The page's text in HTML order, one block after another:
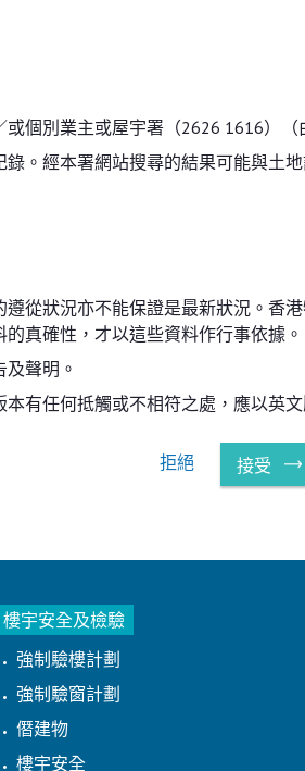
個別業主或屋宇署（2626 1616）（
。經本署網站搜尋的結果可能與土
從狀況亦不能保證是最新狀況。香
真確性，才以這些資料作行事依據。
聲明。
有任何抵觸或不相符之處，應以英文
拒絕 接受
樓宇安全及檢驗
強制驗樓計劃
強制驗窗計劃
僭建物
樓宇安全